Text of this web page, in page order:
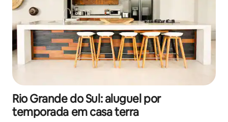
Rio Grande do Sul: aluguel por
temporada em casa terra